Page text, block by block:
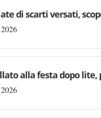
di scarti versati,
alla festa dopo lite,